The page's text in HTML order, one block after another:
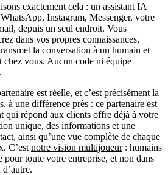
exactement cela : un assistant IA
Instagram, Messenger, votre
depuis un seul endroit. Vous
dans vos propres connaissances,
la conversation à un humain et
chez vous. Aucun code ni équipe
est réelle, et c’est précisément la
à une différence près : ce partenaire est
qui répond aux clients offre déjà à votre
unique, des informations et une
ainsi qu’une vue complète de chaque
C’est notre vision multijoueur: humains
toute votre entreprise, et non dans